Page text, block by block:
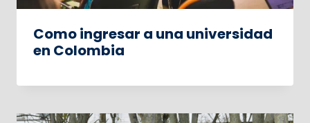
Como ingresar a una universidad
en Colombia